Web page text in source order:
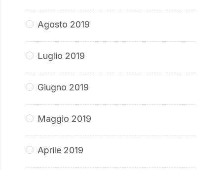
Agosto 2019
Luglio 2019
Giugno 2019
Maggio 2019
Aprile 2019